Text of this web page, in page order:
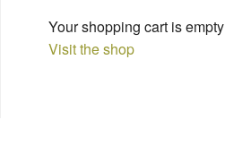
Your shopping cart is empty
Visit the shop